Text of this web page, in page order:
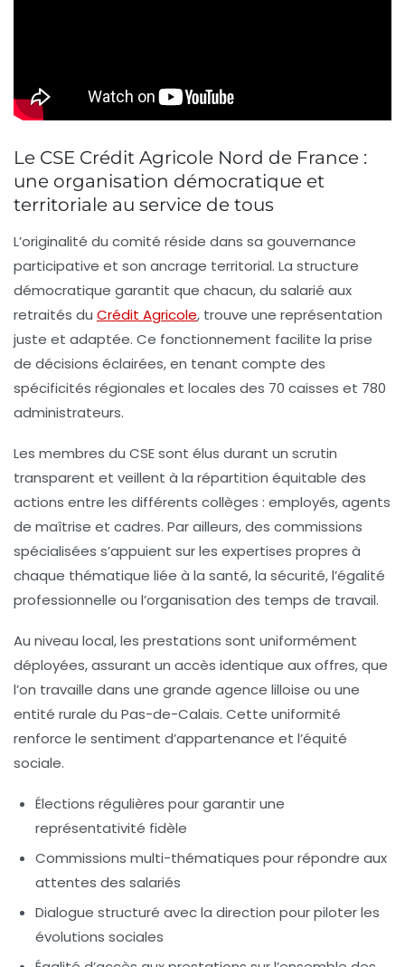
Le CSE Crédit Agricole Nord de France :
une organisation démocratique et
territoriale au service de tous
L’originalité du comité réside dans sa gouvernance
participative et son ancrage territorial. La structure
démocratique garantit que chacun, du salarié aux
retraités du Crédit Agricole, trouve une représentation
juste et adaptée. Ce fonctionnement facilite la prise
de décisions éclairées, en tenant compte des
spécificités régionales et locales des 70 caisses et 780
administrateurs.
Les membres du CSE sont élus durant un scrutin
transparent et veillent à la répartition équitable des
actions entre les différents collèges : employés, agents
de maîtrise et cadres. Par ailleurs, des commissions
spécialisées s’appuient sur les expertises propres à
chaque thématique liée à la santé, la sécurité, l’égalité
professionnelle ou l’organisation des temps de travail.
Au niveau local, les prestations sont uniformément
déployées, assurant un accès identique aux offres, que
l’on travaille dans une grande agence lilloise ou une
entité rurale du Pas-de-Calais. Cette uniformité
renforce le sentiment d’appartenance et l’équité
sociale.
Élections régulières pour garantir une
représentativité fidèle
Commissions multi-thématiques pour répondre aux
attentes des salariés
Dialogue structuré avec la direction pour piloter les
évolutions sociales